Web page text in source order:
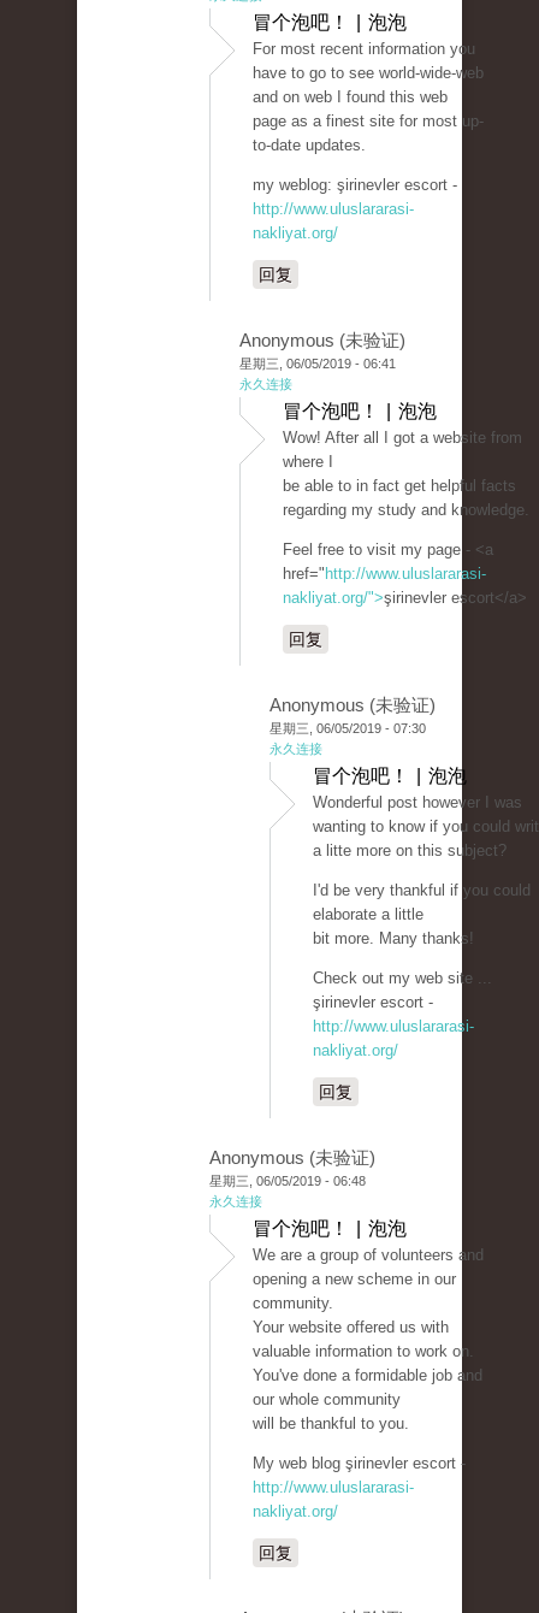
冒个泡吧！ | 泡泡
For most recent information you
have to go to see world-wide-web
and on web I found this web
page as a finest site for most up-
to-date updates.
my weblog: şirinevler escort -
http://www.uluslararasi-
nakliyat.org/
回复
Anonymous (未验证)
星期三, 06/05/2019 - 06:41
永久连接
冒个泡吧！ | 泡泡
Wow! After all I got a website from
where I
be able to in fact get helpful facts
regarding my study and knowledge.
Feel free to visit my page - <a
href=" http://www.uluslararasi-
nakliyat.org/">şirinevler escort</a>
回复
Anonymous (未验证)
星期三, 06/05/2019 - 07:30
永久连接
冒个泡吧！ | 泡泡
Wonderful post however I was
wanting to know if you could
a litte more on this subject?
I'd be very thankful if you could
elaborate a little
bit more. Many thanks!
Check out my web site ...
şirinevler escort -
http://www.uluslararasi-
nakliyat.org/
回复
Anonymous (未验证)
星期三, 06/05/2019 - 06:48
永久连接
冒个泡吧！ | 泡泡
We are a group of volunteers and
opening a new scheme in our
community.
Your website offered us with
valuable information to work on.
You've done a formidable job and
our whole community
will be thankful to you.
My web blog şirinevler escort -
http://www.uluslararasi-
nakliyat.org/
回复